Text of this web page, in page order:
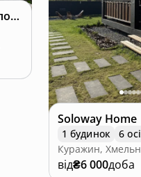
Глемпінг «Бавки» — відпочинок над Дністром
Soloway Home
1 будинок
6
Куражин,
від₴6 000доба